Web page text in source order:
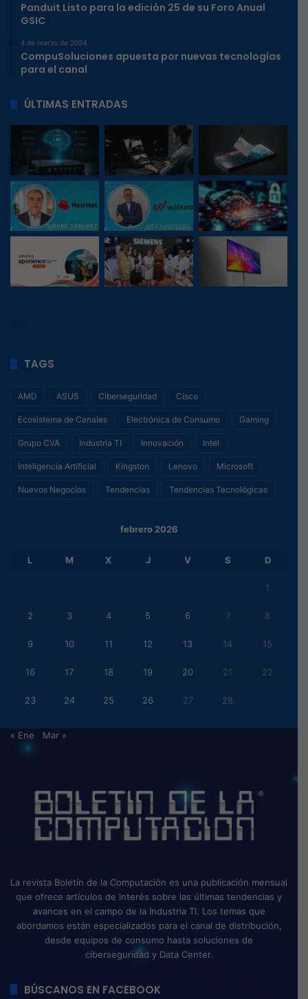
Panduit Listo para la edición 25 de su Foro Anual
GSIC
4 de marzo de 2024
CompuSoluciones apuesta por nuevas tecnologías
para el canal
ÚLTIMAS ENTRADAS
TAGS
AMD ASUS Ciberseguridad Cisco
Ecosistema de Canales Electrónica de Consumo Gaming
Grupo CVA Industria TI Innovación Intel
Inteligencia Artificial Kingston Lenovo Microsoft
Nuevos Negocios Tendencias Tendencias Tecnológicas
febrero 2026
L M X J V S D
1
2 3 4 5 6 7 8
9 10 11 12 13 14 15
16 17 18 19 20 21 22
23 24 25 26 27 28
« Ene Mar »
La revista Boletín de la Computación es una publicación mensual
que ofrece artículos de interés sobre las últimas tendencias y
avances en el campo de la Industria TI. Los temas que
abordamos están especializados para el canal de distribución,
desde equipos de consumo hasta soluciones de
ciberseguridad y Data Center.
BÚSCANOS EN FACEBOOK